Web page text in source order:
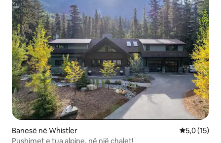
Banesë në Whistler Vlerësimi
5,0 (15)
Pushimet e tua alpine, në një chalet!